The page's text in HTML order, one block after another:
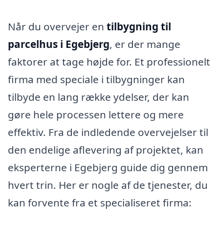
Når du overvejer en tilbygning til
parcelhus i Egebjerg, er der mange
faktorer at tage højde for. Et professionelt
firma med speciale i tilbygninger kan
tilbyde en lang række ydelser, der kan
gøre hele processen lettere og mere
effektiv. Fra de indledende overvejelser til
den endelige aflevering af projektet, kan
eksperterne i Egebjerg guide dig gennem
hvert trin. Her er nogle af de tjenester, du
kan forvente fra et specialiseret firma: